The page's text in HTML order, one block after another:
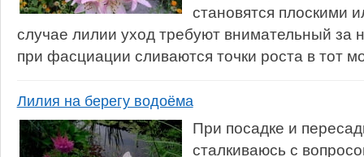
становятся плоскими
случае лилии уход требуют внимательный за
при фасциации сливаются точки роста в тот
Лилия на берегу водоёма
При посадке и
сталкиваюсь с